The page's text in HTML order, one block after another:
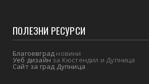
ПОЛЕЗНИ РЕСУРСИ
Благоевград новини
Уеб дизайнза Кюстендил и Дупница
Сайт за град Дупница